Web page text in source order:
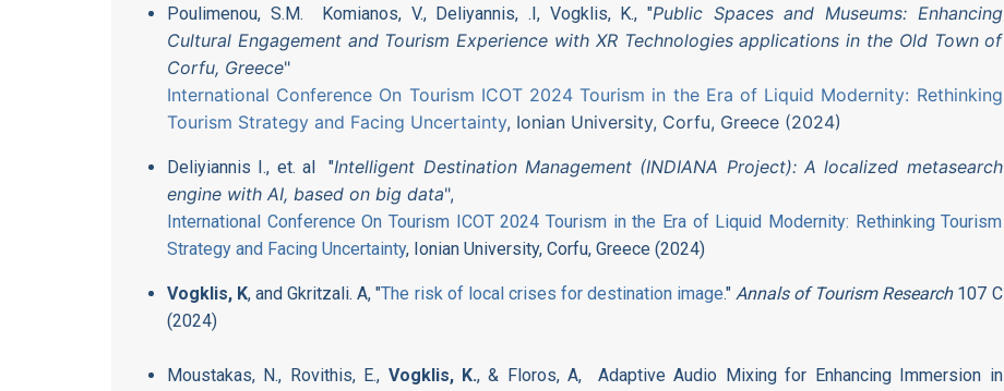
Poulimenou, S.M. Komianos, V., Deliyannis, .I, Vogklis, K., "Public Spaces and Museums: Enhancing
Cultural Engagement and Tourism Experience with XR Technologies applications in the Old Town of
Corfu, Greece"
International Conference On Tourism ICOT 2024 Tourism in the Era of Liquid Modernity: Rethinking
Tourism Strategy and Facing Uncertainty, Ionian University, Corfu, Greece (2024)
Deliyiannis I., et. al "Intelligent Destination Management (INDIANA Project): A localized metasearch
engine with AI, based on big data",
International Conference On Tourism ICOT 2024 Tourism in the Era of Liquid Modernity: Rethinking Tourism
Strategy and Facing Uncertainty, Ionian University, Corfu, Greece (2024)
Vogklis, K, and Gkritzali. A, "The risk of local crises for destination image."Annals of Tourism Research107 C
(2024)
Moustakas, N., Rovithis, E., Vogklis, K., & Floros, A, Adaptive Audio Mixing for Enhancing Immersion in